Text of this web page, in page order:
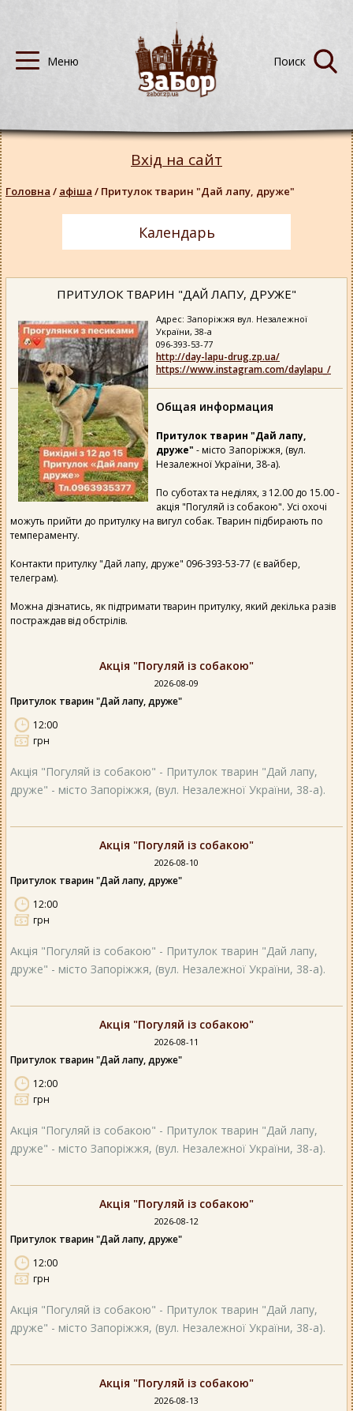
ПРИТУЛОК ТВАРИН "ДАЙ ЛАПУ, ДРУЖЕ"
Адрес: Запоріжжя вул. Незалежної
України, 38-а
096-393-53-77
http://day-lapu-drug.zp.ua/
https://www.instagram.com/daylapu_/
Общая информация
Притулок тварин "Дай лапу,
друже" - місто Запоріжжя, (вул.
Незалежної України, 38-а).
По суботах та неділях, з 12.00 до 15.00 -
акція "Погуляй із собакою". Усі охочі
можуть прийти до притулку на вигул собак. Тварин підбирають по
темпераменту.
Контакти притулку "Дай лапу, друже" 096-393-53-77 (є вайбер,
телеграм).
Можна дізнатись, як підтримати тварин притулку, який декілька разів
постраждав від обстрілів.
Акція "Погуляй із собакою"
2026-08-09
Притулок тварин "Дай лапу, друже"
12:00
грн
Акція "Погуляй із собакою" - Притулок тварин "Дай лапу,
друже" - місто Запоріжжя, (вул. Незалежної України, 38-а).
Акція "Погуляй із собакою"
2026-08-10
Притулок тварин "Дай лапу, друже"
12:00
грн
Акція "Погуляй із собакою" - Притулок тварин "Дай лапу,
друже" - місто Запоріжжя, (вул. Незалежної України, 38-а).
Акція "Погуляй із собакою"
2026-08-11
Притулок тварин "Дай лапу, друже"
12:00
грн
Акція "Погуляй із собакою" - Притулок тварин "Дай лапу,
друже" - місто Запоріжжя, (вул. Незалежної України, 38-а).
Акція "Погуляй із собакою"
2026-08-12
Притулок тварин "Дай лапу, друже"
12:00
грн
Акція "Погуляй із собакою" - Притулок тварин "Дай лапу,
друже" - місто Запоріжжя, (вул. Незалежної України, 38-а).
Акція "Погуляй із собакою"
2026-08-13
Вхід на сайт
Головна / афіша / Притулок тварин "Дай лапу, друже"
Календарь